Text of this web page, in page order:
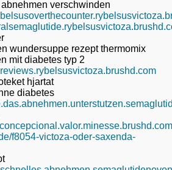
verschwinden
wundersuppe rezept thermomix
mit diabetes typ 2
hjartat
diabetes
f8054-victoza-oder-saxenda-